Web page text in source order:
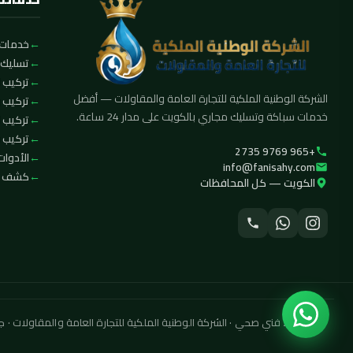
الشركة الوطنية الملكية للتجارة العامة والمقاولات — أفضل
خدمات سباكة وتسليك مجاري بالكويت على مدار 24 ساعة.
+965 9769 2735
info@fanisahy.com
الكويت — كل المحافظات
تركيب
تركيب
كشف
© 2026 فني صحي · الشركة الوطنية الملكية للتجارة العامة والمقاولات · جميع الحقوق محفوظة